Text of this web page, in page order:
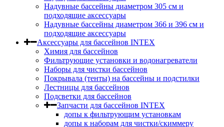
Надувные бассейны диаметром 305 см и
подходящие аксессуары
Надувные бассейны диаметром 366 и 396 см и
подходящие аксессуары
Аксессуары для бассейнов INTEX
Химия для бассейнов
Фильтрующие установки и водонагреватели
Наборы для чистки бассейнов
Покрывала (тенты) на бассейны и подстилки
Лестницы для бассейнов
Подсветки для бассейнов
Запчасти для бассейнов INTEX
допы к фильтрующим установкам
допы к наборам для чистки/скиммеру